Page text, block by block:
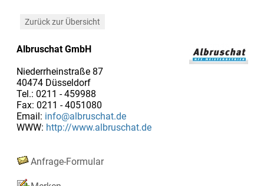
Zurück zur Übersicht
Albruschat GmbH
Niederrheinstraße 87
40474 Düsseldorf
Tel.: 0211 - 459988
Fax: 0211 - 4051080
Email: info@albruschat.de
WWW: http://www.albruschat.de
Anfrage-Formular